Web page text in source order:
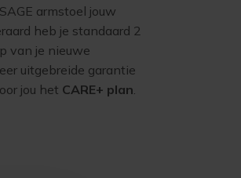
armstoel jouw
heb je standaard 2
van je nieuwe
uitgebreide garantie
jou het CARE+ plan